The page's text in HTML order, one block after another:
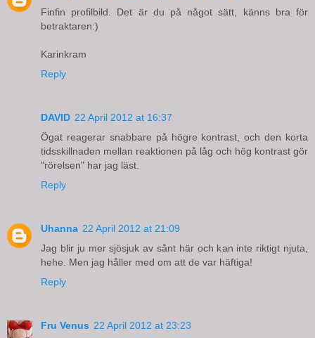
Finfin profilbild. Det är du på något sätt, känns bra för
betraktaren:)
Karinkram
Reply
DAVID 22 April 2012 at 16:37
Ögat reagerar snabbare på högre kontrast, och den korta
tidsskillnaden mellan reaktionen på låg och hög kontrast gör
"rörelsen" har jag läst.
Reply
Uhanna 22 April 2012 at 21:09
Jag blir ju mer sjösjuk av sånt här och kan inte riktigt njuta,
hehe. Men jag håller med om att de var häftiga!
Reply
Fru Venus 22 April 2012 at 23:23